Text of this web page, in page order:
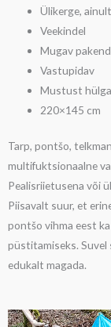
Ülikerge,
Veekindel
Mugav
Vastupidav
Mustust
220×145 cm
Tarp, pontšo,
multifuktsionaalne
Pealisriietusena või
Piisavalt suur, et
pontšo vihma eest
püstitamiseks. Suvel
edukalt magada.
Videoesitaja